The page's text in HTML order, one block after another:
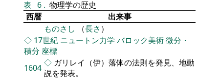
表
6 . 物理学の歴史
西暦
出来事
ものさし （長さ ）
◇ 17世紀 ニュートン力学 バロック美術微分・
積分 座標
1604 ◇ ガリレイ（伊）落体の法則を発見、地動
説を発表。